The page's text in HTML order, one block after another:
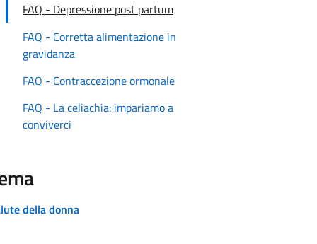
FAQ - Depressione post partum
FAQ - Corretta alimentazione in
gravidanza
FAQ - Contraccezione ormonale
FAQ - La celiachia: impariamo a
conviverci
della donna